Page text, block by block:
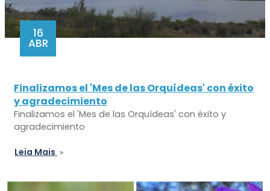
16
ABR
Finalizamos el 'Mes de las Orquídeas' con éxito
y agradecimiento
Finalizamos el 'Mes de las Orquídeas' con éxito y
agradecimiento
Leia Mais